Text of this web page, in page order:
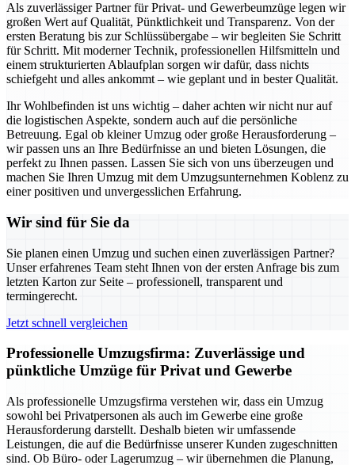
Als zuverlässiger Partner für Privat- und Gewerbeumzüge legen wir
großen Wert auf Qualität, Pünktlichkeit und Transparenz. Von der
ersten Beratung bis zur Schlüssübergabe – wir begleiten Sie Schritt
für Schritt. Mit moderner Technik, professionellen Hilfsmitteln und
einem strukturierten Ablaufplan sorgen wir dafür, dass nichts
schiefgeht und alles ankommt – wie geplant und in bester Qualität.
Ihr Wohlbefinden ist uns wichtig – daher achten wir nicht nur auf
die logistischen Aspekte, sondern auch auf die persönliche
Betreuung. Egal ob kleiner Umzug oder große Herausforderung –
wir passen uns an Ihre Bedürfnisse an und bieten Lösungen, die
perfekt zu Ihnen passen. Lassen Sie sich von uns überzeugen und
machen Sie Ihren Umzug mit dem Umzugsunternehmen Koblenz zu
einer positiven und unvergesslichen Erfahrung.
Wir sind für Sie da
Sie planen einen Umzug und suchen einen zuverlässigen Partner?
Unser erfahrenes Team steht Ihnen von der ersten Anfrage bis zum
letzten Karton zur Seite – professionell, transparent und
termingerecht.
Jetzt schnell vergleichen
Professionelle Umzugsfirma: Zuverlässige und
pünktliche Umzüge für Privat und Gewerbe
Als professionelle Umzugsfirma verstehen wir, dass ein Umzug
sowohl bei Privatpersonen als auch im Gewerbe eine große
Herausforderung darstellt. Deshalb bieten wir umfassende
Leistungen, die auf die Bedürfnisse unserer Kunden zugeschnitten
sind. Ob Büro- oder Lagerumzug – wir übernehmen die Planung,